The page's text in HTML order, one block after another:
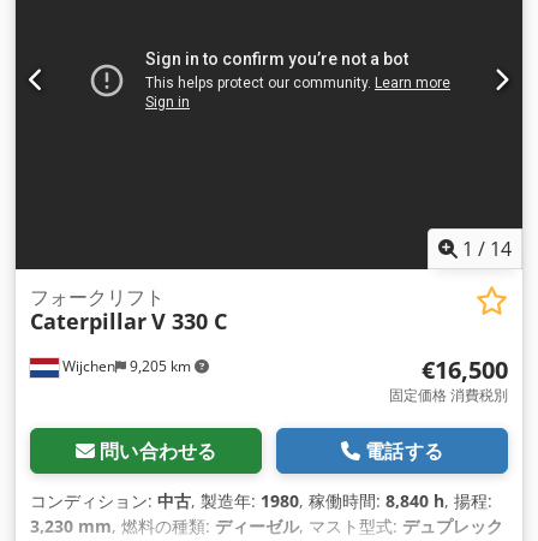
1 / 14
Wijchen 9,205 km
フォークリフト
CaterpillarV 330 C
€16,500
固定価格 消費税別
問い合わせる 電話する
コンディション: 中古, 製造年: 1980, 稼働時間: 8,840 h, 揚程:
3,230 mm, 燃料の種類: ディーゼル, マスト型式: デュプレック